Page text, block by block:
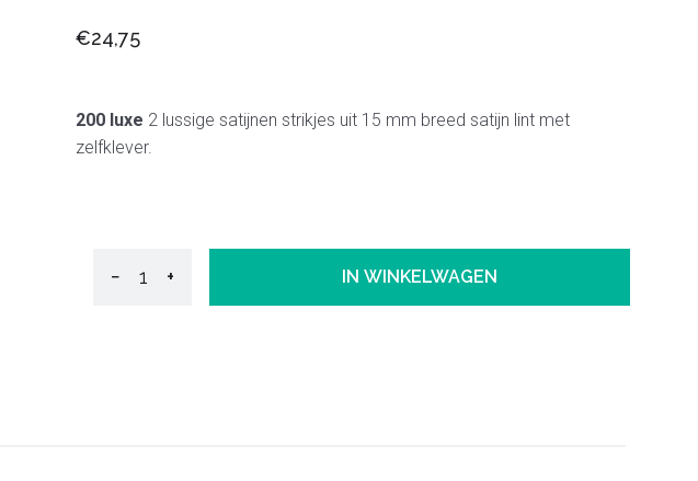
€24,75
200 luxe 2 lussige satijnen strikjes uit 15 mm breed satijn lint met
zelfklever.
− + IN WINKELWAGEN